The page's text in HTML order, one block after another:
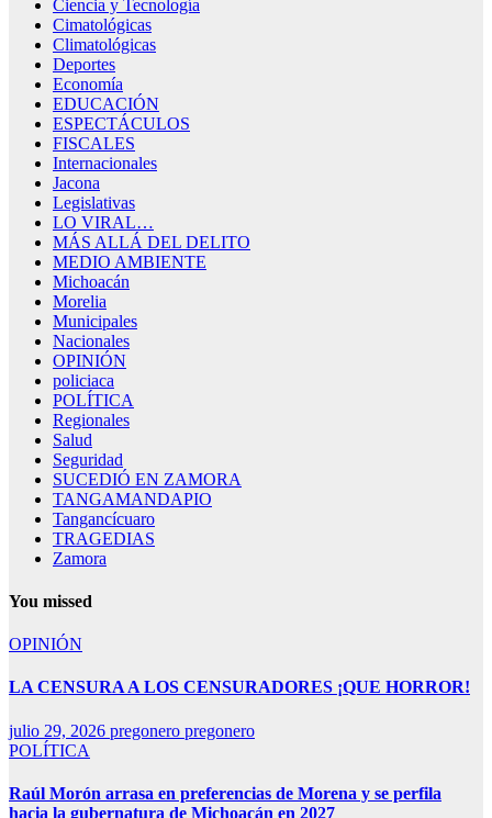
Ciencia y Tecnología
Cimatológicas
Climatológicas
Deportes
Economía
EDUCACIÓN
ESPECTÁCULOS
FISCALES
Internacionales
Jacona
Legislativas
LO VIRAL…
MÁS ALLÁ DEL DELITO
MEDIO AMBIENTE
Michoacán
Morelia
Municipales
Nacionales
OPINIÓN
policiaca
POLÍTICA
Regionales
Salud
Seguridad
SUCEDIÓ EN ZAMORA
TANGAMANDAPIO
Tangancícuaro
TRAGEDIAS
Zamora
You missed
OPINIÓN
LA CENSURA A LOS CENSURADORES ¡QUE HORROR!
julio 29, 2026 pregonero pregonero
POLÍTICA
Raúl Morón arrasa en preferencias de Morena y se perfila
hacia la gubernatura de Michoacán en 2027